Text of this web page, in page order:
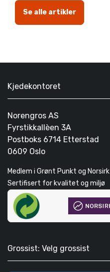
Se alle artikler
Kjedekontoret
Norengros AS
Fyrstikkallèen 3A
Postboks 6714 Etterstad
0609 Oslo
Medlem i Grønt Punkt og Norsirk
Sertifisert for kvalitet og miljø
Grossist: Velg grossist